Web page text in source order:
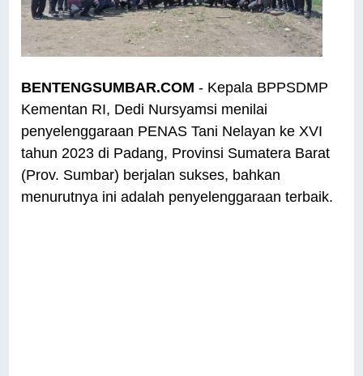
BENTENGSUMBAR.COM - Kepala BPPSDMP
Kementan RI, Dedi Nursyamsi menilai
penyelenggaraan PENAS Tani Nelayan ke XVI
tahun 2023 di Padang, Provinsi Sumatera Barat
(Prov. Sumbar) berjalan sukses, bahkan
menurutnya ini adalah penyelenggaraan terbaik.